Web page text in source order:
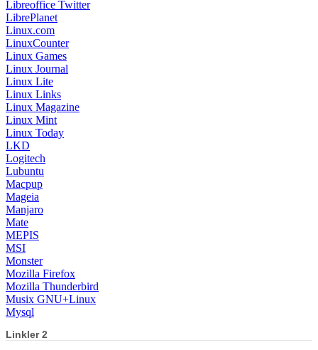
Libreoffice Twitter
LibrePlanet
Linux.com
LinuxCounter
Linux Games
Linux Journal
Linux Lite
Linux Links
Linux Magazine
Linux Mint
Linux Today
LKD
Logitech
Lubuntu
Macpup
Mageia
Manjaro
Mate
MEPIS
MSI
Monster
Mozilla Firefox
Mozilla Thunderbird
Musix GNU+Linux
Mysql
Linkler 2